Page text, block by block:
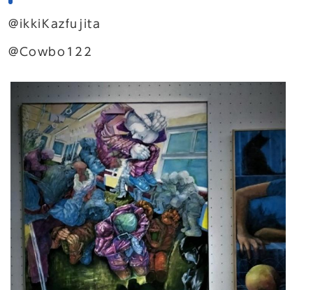
@ikkiKazfujita
@Cowbo122